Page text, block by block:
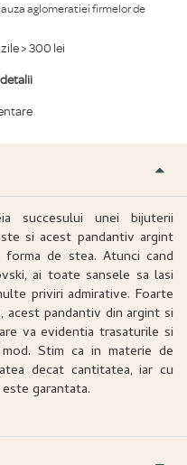
aglomeratiei firmelor de
> 300 lei
detalii
succesului unei bijuterii
si acest pandantiv argint
de stea. Atunci cand
ai toate sansele sa lasi
priviri admirative. Foarte
pandantiv din argint si
va evidentia trasaturile si
Stim ca in materie de
decat cantitatea, iar cu
garantata.